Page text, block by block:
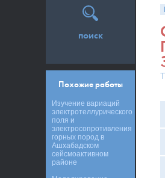
поиск
Похожие работы
Изучение вариаций
электротеллурического
поля и
электросопротивления
горных пород в
Ашхабадском
сейсмоактивном
районе